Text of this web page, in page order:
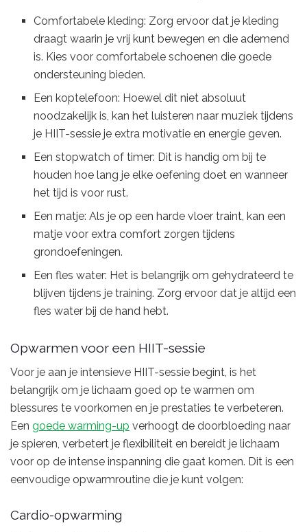
Comfortabele kleding: Zorg ervoor dat je kleding
draagt waarin je vrij kunt bewegen en die ademend
is. Kies voor comfortabele schoenen die goede
ondersteuning bieden.
Een koptelefoon: Hoewel dit niet absoluut
noodzakelijk is, kan het luisteren naar muziek tijdens
je HIIT-sessie je extra motivatie en energie geven.
Een stopwatch of timer: Dit is handig om bij te
houden hoe lang je elke oefening doet en wanneer
het tijd is voor rust.
Een matje: Als je op een harde vloer traint, kan een
matje voor extra comfort zorgen tijdens
grondoefeningen.
Een fles water: Het is belangrijk om gehydrateerd te
blijven tijdens je training. Zorg ervoor dat je altijd een
fles water bij de hand hebt.
Opwarmen voor een HIIT-sessie
Voor je aan je intensieve HIIT-sessie begint, is het
belangrijk om je lichaam goed op te warmen om
blessures te voorkomen en je prestaties te verbeteren.
Een goede warming-up verhoogt de doorbloeding naar
je spieren, verbetert je flexibiliteit en bereidt je lichaam
voor op de intense inspanning die gaat komen. Dit is een
eenvoudige opwarmroutine die je kunt volgen:
Cardio-opwarming